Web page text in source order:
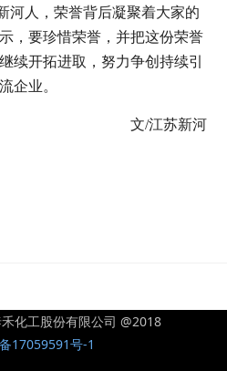
河人，荣誉背后凝聚着大家的
，要珍惜荣誉，并把这份荣誉
续开拓进取，努力争创持续引
企业。
文/江苏新河
化工股份有限公司 @2018
17059591号-1